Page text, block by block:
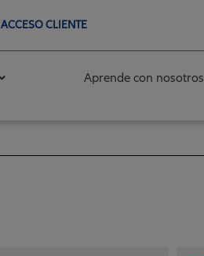
ACCESO CLIENTE
Aprende con nosotros